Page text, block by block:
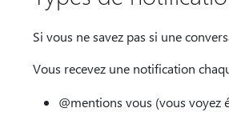
Si vous ne savez pas si une
Vous recevez une notification
@mentions vous (vous voyez